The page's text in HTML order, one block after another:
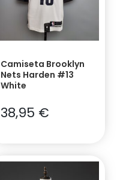
Camiseta Brooklyn
Nets Harden #13
White
38,95 €